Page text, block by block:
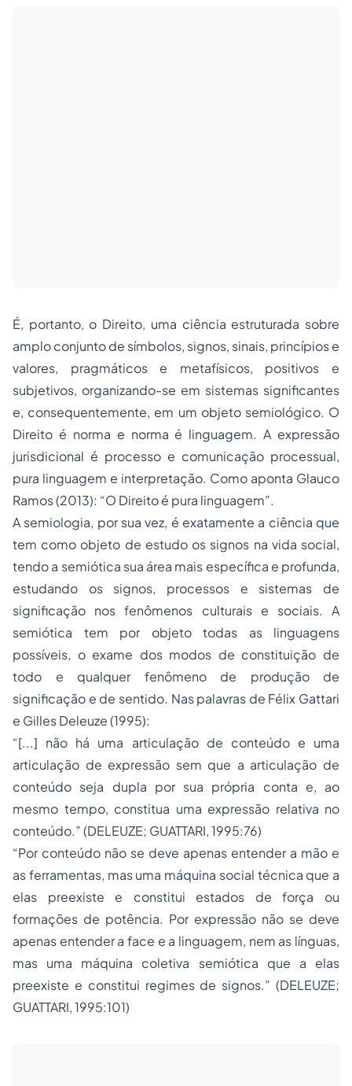
É, portanto, o Direito, uma ciência estruturada sobre
amplo conjunto de símbolos, signos, sinais, princípios e
valores, pragmáticos e metafísicos, positivos e
subjetivos, organizando-se em sistemas significantes
e, consequentemente, em um objeto semiológico. O
Direito é norma e norma é linguagem. A expressão
jurisdicional é processo e comunicação processual,
pura linguagem e interpretação. Como aponta Glauco
Ramos (2013): “O Direito é pura linguagem”.
A semiologia, por sua vez, é exatamente a ciência que
tem como objeto de estudo os signos na vida social,
tendo a semiótica sua área mais específica e profunda,
estudando os signos, processos e sistemas de
significação nos fenômenos culturais e sociais. A
semiótica tem por objeto todas as linguagens
possíveis, o exame dos modos de constituição de
todo e qualquer fenômeno de produção de
significação e de sentido. Nas palavras de Félix Gattari
e Gilles Deleuze (1995):
“[...] não há uma articulação de conteúdo e uma
articulação de expressão sem que a articulação de
conteúdo seja dupla por sua própria conta e, ao
mesmo tempo, constitua uma expressão relativa no
conteúdo.” (DELEUZE; GUATTARI, 1995:76)
“Por conteúdo não se deve apenas entender a mão e
as ferramentas, mas uma máquina social técnica que a
elas preexiste e constitui estados de força ou
formações de potência. Por expressão não se deve
apenas entender a face e a linguagem, nem as línguas,
mas uma máquina coletiva semiótica que a elas
preexiste e constitui regimes de signos.” (DELEUZE;
GUATTARI, 1995:101)